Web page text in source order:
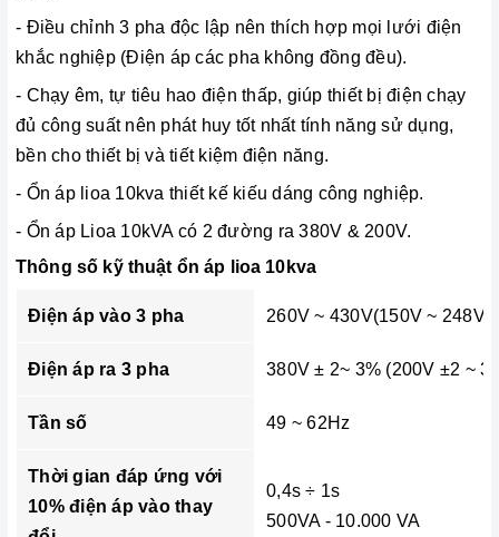
- Điều chỉnh 3 pha độc lập nên thích hợp mọi lưới điện
khắc nghiệp (Điện áp các pha không đồng đều).
- Chạy êm, tự tiêu hao điện thấp, giúp thiết bị điện chạy
đủ công suất nên phát huy tốt nhất tính năng sử dụng,
bền cho thiết bị và tiết kiệm điện năng.
- Ổn áp lioa 10kva thiết kế kiếu dáng công nghiệp.
- Ổn áp Lioa 10kVA có 2 đường ra 380V & 200V.
Thông số kỹ thuật ổn áp lioa 10kva
Điện áp vào 3 pha 260V ~ 430V(150V ~ 248V)
Điện áp ra 3 pha 380V ± 2~ 3% (200V ±2 ~
Tần số 49 ~ 62Hz
Thời gian đáp ứng với
10% điện áp vào thay
0,4s ÷ 1s
500VA - 10.000 VA